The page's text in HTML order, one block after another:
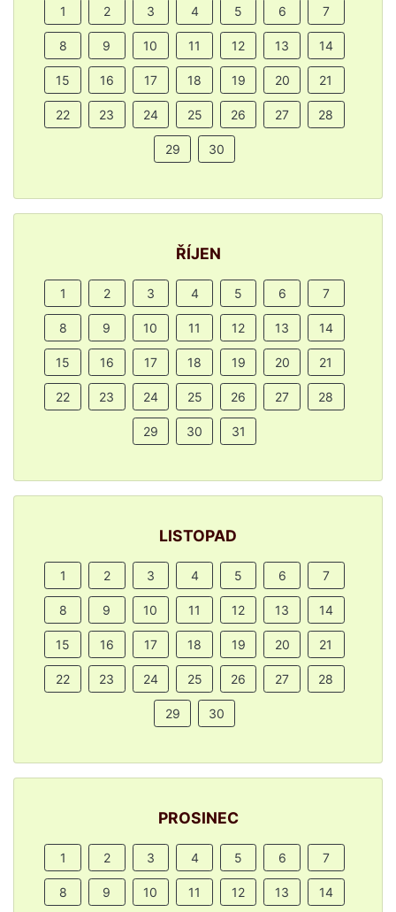
1 2 3 4 5 6 7
8 9 10 11 12 13 14
15 16 17 18 19 20 21
22 23 24 25 26 27 28
29 30
ŘÍJEN
1 2 3 4 5 6 7
8 9 10 11 12 13 14
15 16 17 18 19 20 21
22 23 24 25 26 27 28
29 30 31
LISTOPAD
1 2 3 4 5 6 7
8 9 10 11 12 13 14
15 16 17 18 19 20 21
22 23 24 25 26 27 28
29 30
PROSINEC
1 2 3 4 5 6 7
8 9 10 11 12 13 14